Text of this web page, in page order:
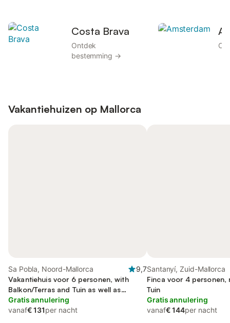
Costa Brava
Ontdek
bestemming →
Vakantiehuizen op Mallorca
Sa Pobla, Noord-Mallorca
9,7
Vakantiehuis voor 6 personen, with
Balkon/Terras and Tuin as well as
Zwembad
Gratis annulering
vanaf€ 131per nacht
Santanyí, Zuid-Mallorca
Finca voor 4 personen,
Tuin
Gratis annulering
vanaf€ 144per nacht